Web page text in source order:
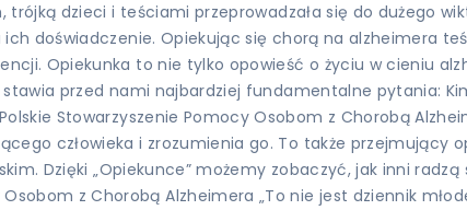
trójką dzieci i teściami przeprowadzała się do dużego
ich doświadczenie. Opiekując się chorą na alzheimera
Opiekunka to nie tylko opowieść o życiu w cieniu
przed nami najbardziej fundamentalne pytania:
Stowarzyszenie Pomocy Osobom z Chorobą
człowieka i zrozumienia go. To także
Dzięki „Opiekunce” możemy zobaczyć, jak inni
z Chorobą Alzheimera „To nie jest dziennik